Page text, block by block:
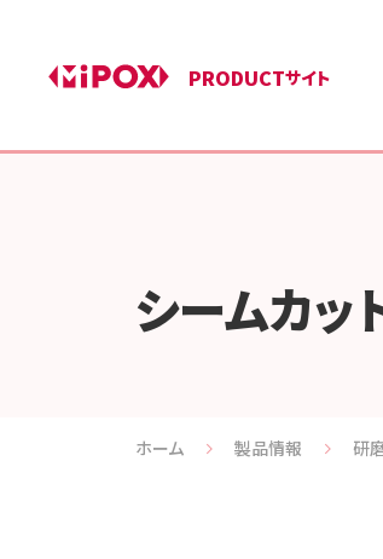
PRODUCTサイト
シームカ
ホーム 製品情報 研